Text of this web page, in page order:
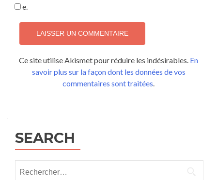
e.
Ce site utilise Akismet pour réduire les indésirables. En
savoir plus sur la façon dont les données de vos
commentaires sont traitées.
SEARCH